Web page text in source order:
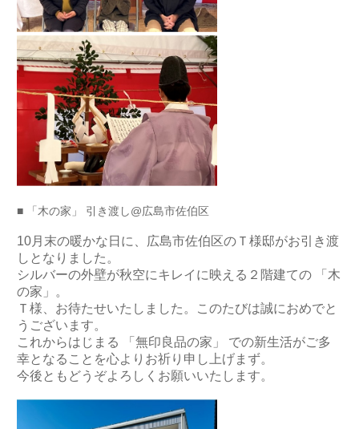
■ 「木の家」 引き渡し@広島市佐伯区
10月末の暖かな日に、広島市佐伯区のＴ様邸がお引き渡
しとなりました。
シルバーの外壁が秋空にキレイに映える２階建ての 「木
の家」。
Ｔ様、お待たせいたしました。このたびは誠におめでと
うございます。
これからはじまる 「無印良品の家」 での新生活がご多
幸となることを心よりお祈り申し上げまず。
今後ともどうぞよろしくお願いいたします。